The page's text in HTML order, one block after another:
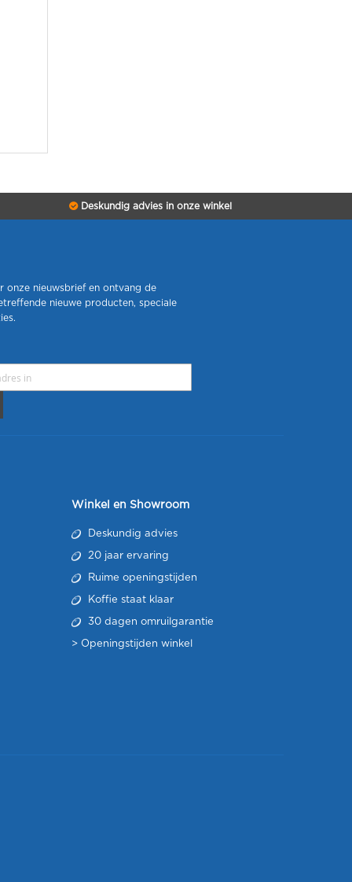
Deskundig advies in onze winkel
onze nieuwsbrief en ontvang de
nieuwe producten, speciale
Winkel en Showroom
Deskundig advies
20 jaar ervaring
Ruime openingstijden
Koffie staat klaar
30 dagen omruilgarantie
> Openingstijden winkel